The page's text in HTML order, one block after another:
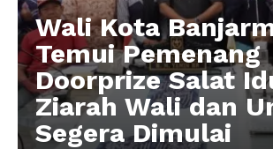
Wali Kota
Temui Pemenang
Doorprize Salat
Ziarah Wali dan
Segera Dimulai